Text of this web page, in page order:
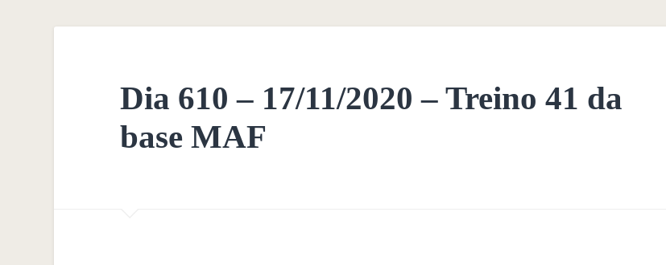
Dia 610 – 17/11/2020 – Treino 41 da
base MAF